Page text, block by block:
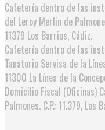
Cafetería dentro de las
del Leroy Merlin de
11379 Los Barrios, Cádiz.
Cafetería dentro de las
Tanatorio Servisa de la
11300 La Línea de la
Domicilio Fiscal (Oficinas)
Palmones. C.P.: 11.379, Los